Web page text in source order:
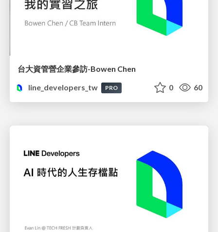
台大資管營企業參訪-Bowen Chen
line_developers_tw
PRO 0 60